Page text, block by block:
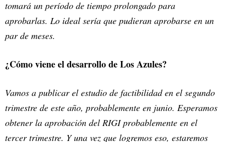
tomará un período de tiempo prolongado para
aprobarlas. Lo ideal sería que pudieran aprobarse en un
par de meses.
¿Cómo viene el desarrollo de Los Azules?
Vamos a publicar el estudio de factibilidad en el segundo
trimestre de este año, probablemente en junio. Esperamos
obtener la aprobación del RIGI probablemente en el
tercer trimestre. Y una vez que logremos eso, estaremos